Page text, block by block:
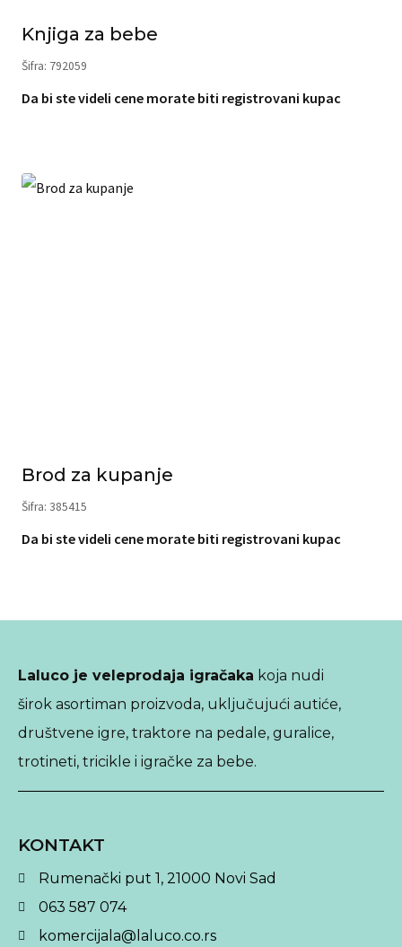
Knjiga za bebe
Šifra: 792059
Da bi ste videli cene morate biti registrovani kupac
Brod za kupanje
Šifra: 385415
Da bi ste videli cene morate biti registrovani kupac
Laluco je veleprodaja igračaka koja nudi
širok asortiman proizvoda, uključujući autiće,
društvene igre, traktore na pedale, guralice,
trotineti, tricikle i igračke za bebe.
KONTAKT
Rumenački put 1, 21000 Novi Sad
063 587 074
komercijala@laluco.co.rs